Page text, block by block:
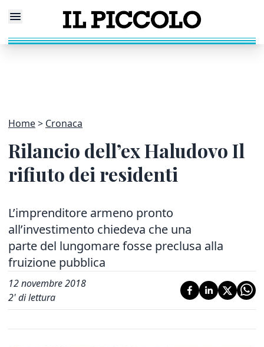
Home Cronaca
Rilancio dell’ex Haludovo Il
rifiuto dei residenti
L’imprenditore armeno pronto
all’investimento chiedeva che una
parte del lungomare fosse preclusa alla
fruizione pubblica
12 novembre 2018
2' di lettura